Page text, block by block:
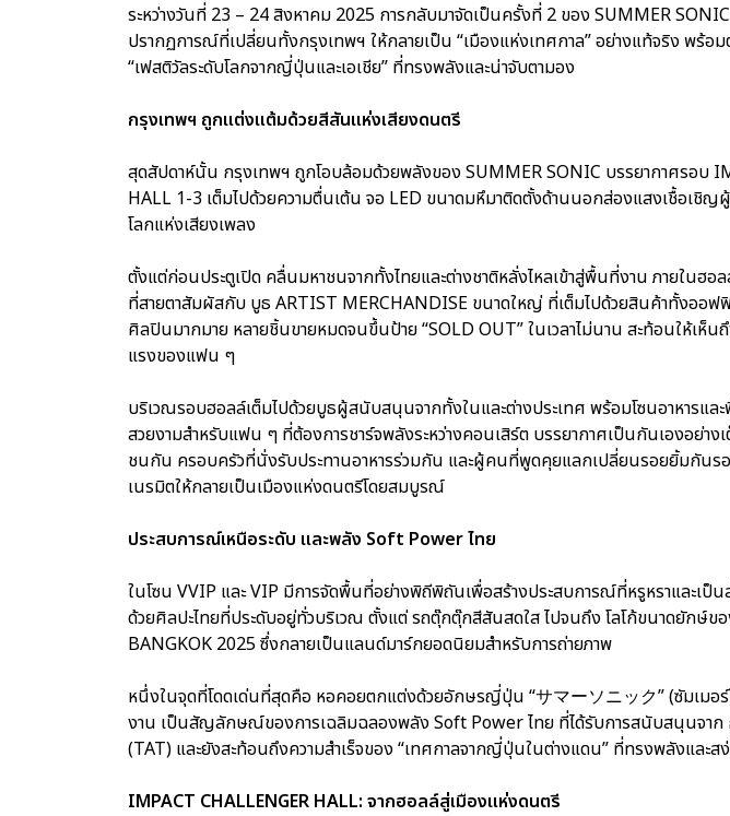
ระหว่างวันที่ 23 – 24 สิงหาคม 2025 การกลับมาจัดเป็นครั้งที่ 2 ของ SUMMER
ปรากฏการณ์ที่เปลี่ยนทั้งกรุงเทพฯ ให้กลายเป็น “เมืองแห่งเทศกาล” อย่างแท้จริง พร้อ
“เฟสติวัลระดับโลกจากญี่ปุ่นและเอเชีย” ที่ทรงพลังและน่าจับตามอง
กรุงเทพฯ ถูกแต่งแต้มด้วยสีสันแห่งเสียงดนตรี
สุดสัปดาห์นั้น กรุงเทพฯ ถูกโอบล้อมด้วยพลังของ SUMMER SONIC บรรยากาศรอบ
HALL 1-3 เต็มไปด้วยความตื่นเต้น จอ LED ขนาดมหึมาติดตั้งด้านนอกส่องแสงเชื้อเชิญ
โลกแห่งเสียงเพลง
ตั้งแต่ก่อนประตูเปิด คลื่นมหาชนจากทั้งไทยและต่างชาติหลั่งไหลเข้าสู่พื้นที่งาน ภายในฮอ
ที่สายตาสัมผัสกับ บูธ ARTIST MERCHANDISE ขนาดใหญ่ ที่เต็มไปด้วยสินค้าทั้งออฟ
ศิลปินมากมาย หลายชิ้นขายหมดจนขึ้นป้าย “SOLD OUT” ในเวลาไม่นาน สะท้อนให้เห็น
แรงของแฟน ๆ
บริเวณรอบฮอลล์เต็มไปด้วยบูธผู้สนับสนุนจากทั้งในและต่างประเทศ พร้อมโซนอาหาร
สวยงามสำหรับแฟน ๆ ที่ต้องการชาร์จพลังระหว่างคอนเสิร์ต บรรยากาศเป็นกันเองอย่
ชนกัน ครอบครัวที่นั่งรับประทานอาหารร่วมกัน และผู้คนที่พูดคุยแลกเปลี่ยนรอยยิ้มกันร
เนรมิตให้กลายเป็นเมืองแห่งดนตรีโดยสมบูรณ์
ประสบการณ์เหนือระดับ และพลัง Soft Power ไทย
ในโซน VVIP และ VIP มีการจัดพื้นที่อย่างพิถีพิถันเพื่อสร้างประสบการณ์ที่หรูหราและเป็
ด้วยศิลปะไทยที่ประดับอยู่ทั่วบริเวณ ตั้งแต่ รถตุ๊กตุ๊กสีสันสดใส ไปจนถึง โลโก้ขนาดยักษ์ข
BANGKOK 2025 ซึ่งกลายเป็นแลนด์มาร์กยอดนิยมสำหรับการถ่ายภาพ
หนึ่งในจุดที่โดดเด่นที่สุดคือ หอคอยตกแต่งด้วยอักษรญี่ปุ่น “サマーソニック” (ซัมเมอ
งาน เป็นสัญลักษณ์ของการเฉลิมฉลองพลัง Soft Power ไทย ที่ได้รับการสนับสนุนจาก
(TAT) และยังสะท้อนถึงความสำเร็จของ “เทศกาลจากญี่ปุ่นในต่างแดน” ที่ทรงพลังและส
IMPACT CHALLENGER HALL: จากฮอลล์สู่เมืองแห่งดนตรี